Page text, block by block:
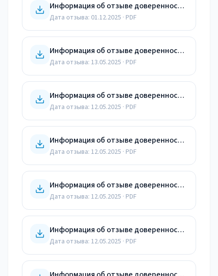
Информация об отзыве доверенности от 01.12.25
Дата отзыва: 01.12.2025 · PDF
Информация об отзыве доверенности от 13.05.25
Дата отзыва: 13.05.2025 · PDF
Информация об отзыве доверенности от 12.05.25
Дата отзыва: 12.05.2025 · PDF
Информация об отзыве доверенности от 12.05.25
Дата отзыва: 12.05.2025 · PDF
Информация об отзыве доверенности от 12.05.25
Дата отзыва: 12.05.2025 · PDF
Информация об отзыве доверенности от 12.05.25
Дата отзыва: 12.05.2025 · PDF